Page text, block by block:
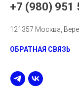
+7 (980) 951
121357 Москва,
ОБРАТНАЯ СВЯЗЬ